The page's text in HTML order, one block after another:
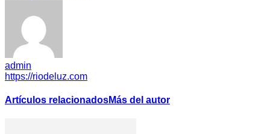
admin
https://riodeluz.com
Artículos relacionadosMás del autor